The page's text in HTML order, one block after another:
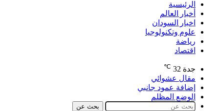
الرئيسية
أخبار العالم
اخبار السودان
علوم وتكنولوجيا
رياضة
اقتصاد
جدة 32
℃
مقال عشوائي
إضافة عمود جانبي
الوضع المظلم
بحث عن